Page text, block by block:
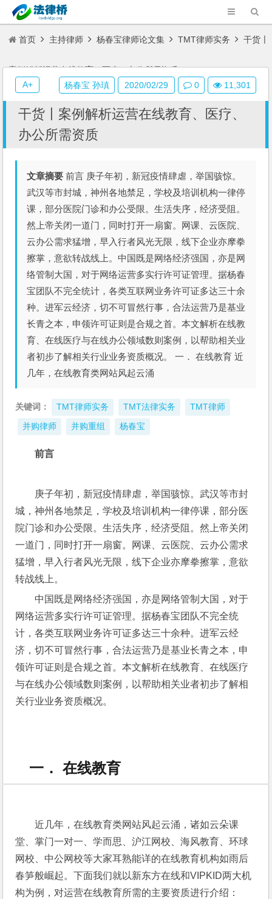
首页 主持律师 杨春宝律师论文集 TMT律师实务 干货〡
案例解析运营在线教育、医疗、办公所需资质
干货〡案例解析运营在线教育、医疗、
办公所需资质
文章摘要 前言 庚子年初，新冠疫情肆虐，举国骇惊。
武汉等市封城，神州各地禁足，学校及培训机构一律停
课，部分医院门诊和办公受限。生活失序，经济受阻。
然上帝关闭一道门，同时打开一扇窗。网课、云医院、
云办公需求猛增，早入行者风光无限，线下企业亦摩拳
擦掌，意欲转战线上。中国既是网络经济强国，亦是网
络管制大国，对于网络运营多实行许可证管理。据杨春
宝团队不完全统计，各类互联网业务许可证多达三十余
种。进军云经济，切不可冒然行事，合法运营乃是基业
长青之本，申领许可证则是合规之首。本文解析在线教
育、在线医疗与在线办公领域数则案例，以帮助相关业
者初步了解相关行业业务资质概况。 一． 在线教育 近
几年，在线教育类网站风起云涌
关键词： TMT律师实务 TMT法律实务 TMT律师
并购律师 并购重组 杨春宝
前言
庚子年初，新冠疫情肆虐，举国骇惊。武汉等市封
城，神州各地禁足，学校及培训机构一律停课，部分医
院门诊和办公受限。生活失序，经济受阻。然上帝关闭
一道门，同时打开一扇窗。网课、云医院、云办公需求
猛增，早入行者风光无限，线下企业亦摩拳擦掌，意欲
转战线上。
中国既是网络经济强国，亦是网络管制大国，对于
网络运营多实行许可证管理。据杨春宝团队不完全统
计，各类互联网业务许可证多达三十余种。进军云经
济，切不可冒然行事，合法运营乃是基业长青之本，申
领许可证则是合规之首。本文解析在线教育、在线医疗
与在线办公领域数则案例，以帮助相关业者初步了解相
关行业业务资质概况。
一． 在线教育
近几年，在线教育类网站风起云涌，诸如云朵课
堂、掌门一对一、学而思、沪江网校、海风教育、环球
网校、中公网校等大家耳熟能详的在线教育机构如雨后
春笋般崛起。下面我们就以新东方在线和VIPKID两大机
构为例，对运营在线教育所需的主要资质进行介绍：
杨春宝 孙瑱 2020/02/29 0 11,301
A+